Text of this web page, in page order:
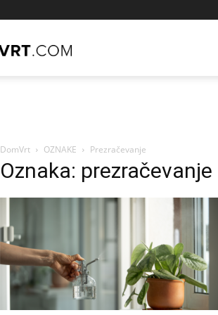
DomVrt OZNAKE Prezračevanje
Oznaka: prezračevanje